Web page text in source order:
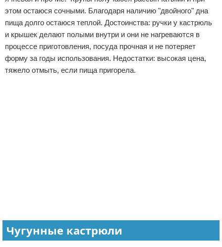
этом остаюся сочными. Благодаря наличию "двойного" дна
пища долго остаюся теплой. Достоинства: ручки у кастрюль
и крышек делают полыми внутри и они не нагреваются в
процессе приготовления, посуда прочная и не потеряет
форму за годы использования. Недостатки: высокая цена,
тяжело отмыть, если пища пригорела.
Чугунные кастрюли